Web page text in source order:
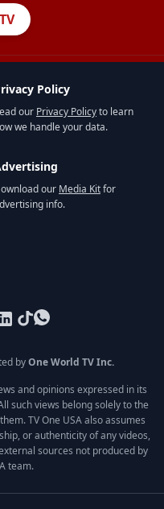
Policy
our Privacy Policyto learn
we handle your data.
our Media Kitfor
info.
byOne World TV Inc.
and opinions expressed in its
such views belong solely to the
TV One USA also assumes
or authenticity of any videos,
sources not produced by
team.